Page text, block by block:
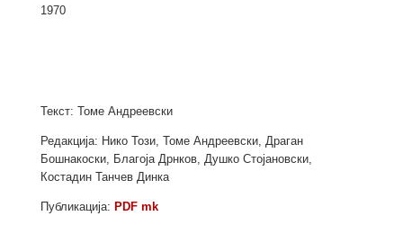
1970
Текст: Томе Андреевски
Редакција: Нико Този, Томе Андреевски, Драган
Бошнакоски, Благоја Дрнков, Душко Стојановски,
Костадин Танчев Динка
Публикација: PDF mk